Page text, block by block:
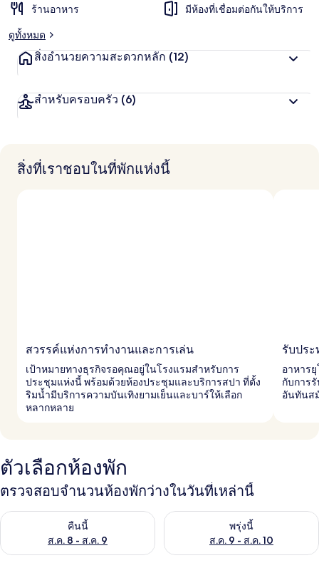
ร้านอาหาร
มีห้องที่เชื่อมต่อกันให้บริการ
ดูทั้งหมด
สิ่งอำนวยความสะดวกหลัก (12)
สำหรับครอบครัว (6)
สิ่งที่เราชอบในที่พักแห่งนี้
สวรรค์แห่งการทำงานและการเล่น
เป้าหมายทางธุรกิจรอคุณอยู่ในโรงแรมสำหรับการ
ประชุมแห่งนี้ พร้อมด้วยห้องประชุมและบริการสปา ที่ตั้ง
ริมน้ำมีบริการความบันเทิงยามเย็นและบาร์ให้เลือก
หลากหลาย
รับปร
อาหาร
กับการ
อันทันส
ตัวเลือกห้องพัก
ตรวจสอบจำนวนห้องพักว่างในวันที่เหล่านี้
คืนนี้
ส.ค. 8 - ส.ค. 9
ตรวจสอบจำนวนห้องพักว่างในคืนนี้ ส.ค. 8 - ส.ค. 9พรุ่งนี้
ส.ค. 9 - ส.ค. 10
ตรวจสอบจำนวนห้องพักว่างใน